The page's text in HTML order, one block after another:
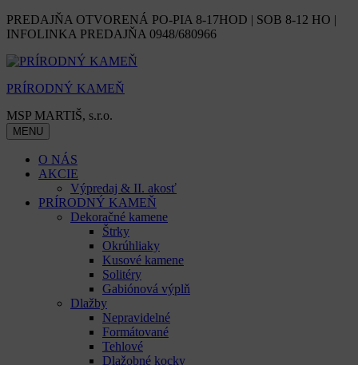
Skip
to
PREDAJŇA OTVORENÁ PO-PIA 8-17HOD | SOB 8-12 HO |
INFOLINKA PREDAJŇA 0948/680966
PRÍRODNÝ KAMEŇ
MSP MARTIŠ, s.r.o.
MENU
O NÁS
AKCIE
Výpredaj & II. akosť
PRÍRODNÝ KAMEŇ
Dekoračné kamene
Štrky
Okrúhliaky
Kusové kamene
Solitéry
Gabiónová výplň
Dlažby
Nepravidelné
Formátované
Tehlové
Dlažobné kocky